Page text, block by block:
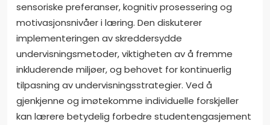
sensoriske preferanser, kognitiv prosessering og
motivasjonsnivåer i læring. Den diskuterer
implementeringen av skreddersydde
undervisningsmetoder, viktigheten av å fremme
inkluderende miljøer, og behovet for kontinuerlig
tilpasning av undervisningsstrategier. Ved å
gjenkjenne og imøtekomme individuelle forskjeller
kan lærere betydelig forbedre studentengasjement